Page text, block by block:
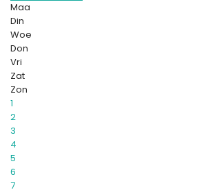
Maa
Din
Woe
Don
Vri
Zat
Zon
1
2
3
4
5
6
7